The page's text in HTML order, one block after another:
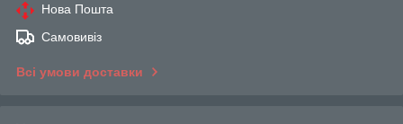
Нова Пошта
Самовивіз
Всі умови доставки